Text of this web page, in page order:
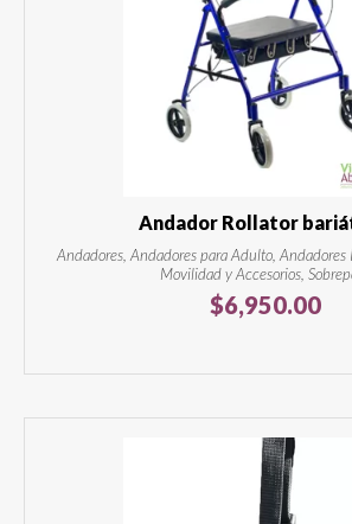
Andador Rollator
Andadores, Andadores para Adulto, Andadores
Movilidad y Accesorios,
$6,950.00